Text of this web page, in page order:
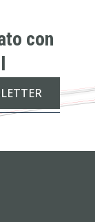
con